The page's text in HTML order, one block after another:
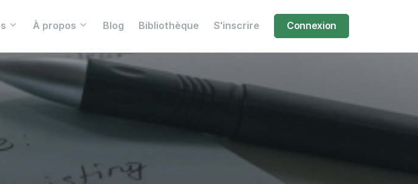
À propos Blog Bibliothèque S'inscrire Connexion